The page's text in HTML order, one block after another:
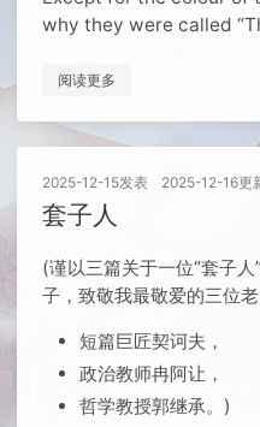
why they were called
阅读更多
2025-12-15发表 2025-12-16更
套子人
(谨以三篇关于一位“套子
子，致敬我最敬爱的三位老
短篇巨匠契诃夫，
政治教师冉阿让，
哲学教授郭继承。)